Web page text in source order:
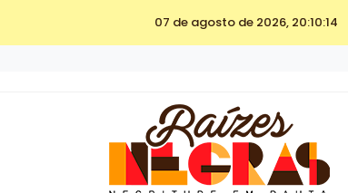
07 de agosto de 2026, 20:10:14